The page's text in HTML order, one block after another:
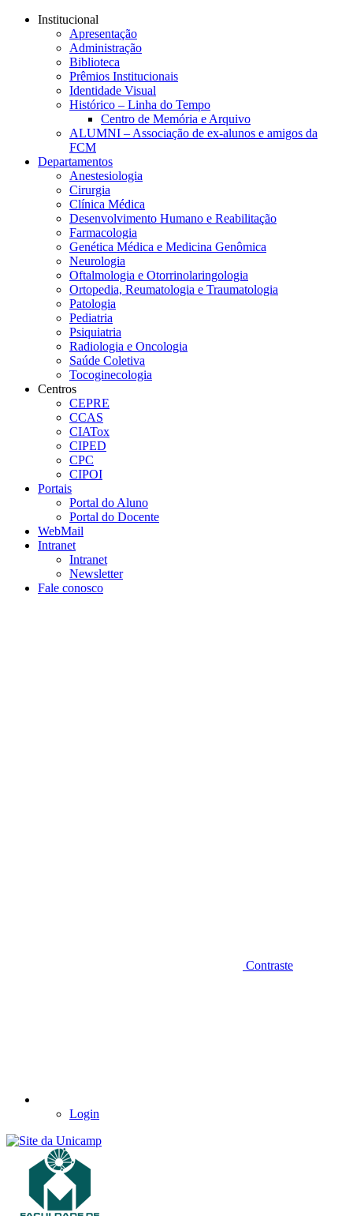
Conteúdo principal
Institucional
Apresentação
Administração
Biblioteca
Prêmios Institucionais
Identidade Visual
Histórico – Linha do Tempo
Centro de Memória e Arquivo
ALUMNI – Associação de ex-alunos e amigos da
FCM
Departamentos
Anestesiologia
Cirurgia
Clínica Médica
Desenvolvimento Humano e Reabilitação
Farmacologia
Genética Médica e Medicina Genômica
Neurologia
Oftalmologia e Otorrinolaringologia
Ortopedia, Reumatologia e Traumatologia
Patologia
Pediatria
Psiquiatria
Radiologia e Oncologia
Saúde Coletiva
Tocoginecologia
Centros
CEPRE
CCAS
CIATox
CIPED
CPC
CIPOI
Portais
Portal do Aluno
Portal do Docente
WebMail
Intranet
Intranet
Newsletter
Fale conosco
Contraste
Login